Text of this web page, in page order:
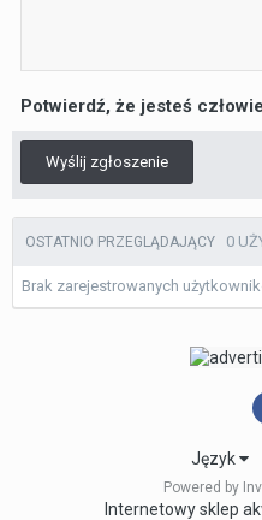
Potwierdź, że jesteś
Wyślij zgłoszenie
OSTATNIO PRZEGLĄDAJĄCY 0
Brak zarejestrowanych
Język
Powered by
Internetowy sklep